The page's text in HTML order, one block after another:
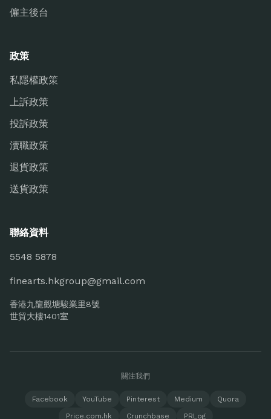
僱主後台
政策
私隱權政策
上訴政策
投訴政策
瀆職政策
退貨政策
送貨政策
聯絡資料
5548 5878
finearts.hkgroup@gmail.com
香港九龍觀塘駿業里8號
世貿大樓1401室
關注我們
Facebook YouTube Pinterest Medium
Quora
Price.com.hk
Crunchbase PRLog